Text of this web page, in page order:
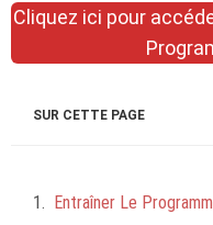
Cliquez ici pour
SUR CETTE PAGE
Entraîner Le